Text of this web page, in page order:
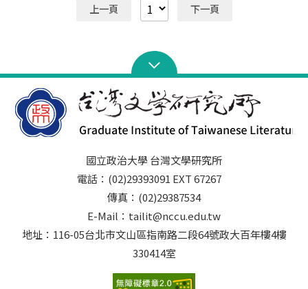
上一頁 下一頁
國立政治大學 台灣文學研究所
電話：(02)29393091 EXT 67267
傳真：(02)29387534
E-Mail：tailit@nccu.edu.tw
地址：116-05台北市文山區指南路二段64號政大百年樓4樓
330414室